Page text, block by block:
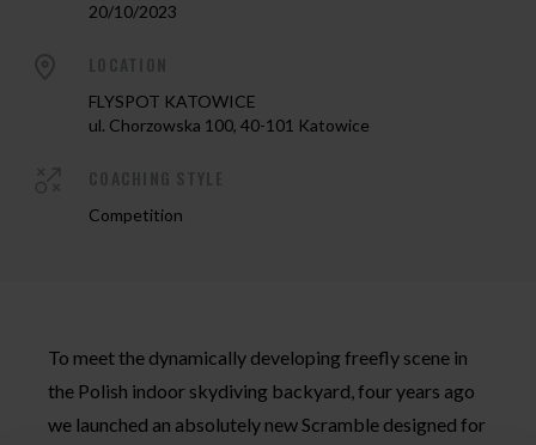
20/10/2023
FLYSPOT KATOWICE
ul. Chorzowska 100, 40-101 Katowice
Competition
To meet the dynamically developing freefly scene in
the Polish indoor skydiving backyard, four years ago
we launched an absolutely new Scramble designed for